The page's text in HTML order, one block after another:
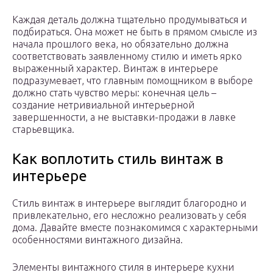
Каждая деталь должна тщательно продумываться и
подбираться. Она может не быть в прямом смысле из
начала прошлого века, но обязательно должна
соответствовать заявленному стилю и иметь ярко
выраженный характер. Винтаж в интерьере
подразумевает, что главным помощником в выборе
должно стать чувство меры: конечная цель –
создание нетривиальной интерьерной
завершенности, а не выставки-продажи в лавке
старьевщика.
Как воплотить стиль винтаж в
интерьере
Стиль винтаж в интерьере выглядит благородно и
привлекательно, его несложно реализовать у себя
дома. Давайте вместе познакомимся с характерными
особенностями винтажного дизайна.
Элементы винтажного стиля в интерьере кухни